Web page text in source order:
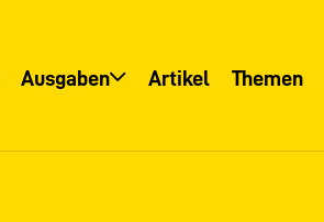
Ausgaben Artikel Themen